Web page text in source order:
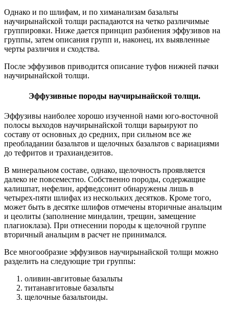
Однако и по шлифам, и по химанализам базальты
научирынайской толщи распадаются на четко различимые
группировки. Ниже дается принцип разбиения эффузивов на
группы, затем описания групп и, наконец, их выявленные
черты различия и сходства.
После эффузивов приводится описание туфов нижней пачки
научирынайской толщи.
Эффузивные породы научирынайской толщи.
Эффузивы наиболее хорошо изученной нами юго-восточной
полосы выходов научирынайской толщи варьируют по
составу от основных до средних, при сильном все же
преобладании базальтов и щелочных базальтов с вариациями
до тефритов и трахиандезитов.
В минеральном составе, однако, щелочность проявляется
далеко не повсеместно. Собственно породы, содержащие
калишпат, нефелин, арфведсонит обнаружены лишь в
четырех-пяти шлифах из нескольких десятков. Кроме того,
может быть в десятке шлифов отмечены вторичные анальцим
и цеолиты (заполнение миндалин, трещин, замещение
плагиоклаза). При отнесении породы к щелочной группе
вторичный анальцим в расчет не принимался.
Все многообразие эффузивов научирынайской толщи можно
разделить на следующие три группы:
оливин-авгитовые базальты
титанавгитовые базальты
щелочные базальтоиды.